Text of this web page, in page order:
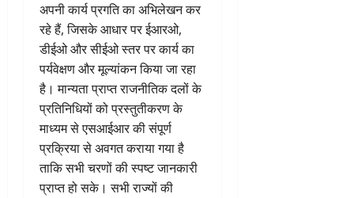
अपनी कार्य प्रगति का अभिलेखन कर
रहे हैं, जिसके आधार पर ईआरओ,
डीईओ और सीईओ स्तर पर कार्य का
पर्यवेक्षण और मूल्यांकन किया जा रहा
है। मान्यता प्राप्त राजनीतिक दलों के
प्रतिनिधियों को प्रस्तुतीकरण के
माध्यम से एसआईआर की संपूर्ण
प्रक्रिया से अवगत कराया गया है
ताकि सभी चरणों की स्पष्ट जानकारी
प्राप्त हो सके। सभी राज्यों की